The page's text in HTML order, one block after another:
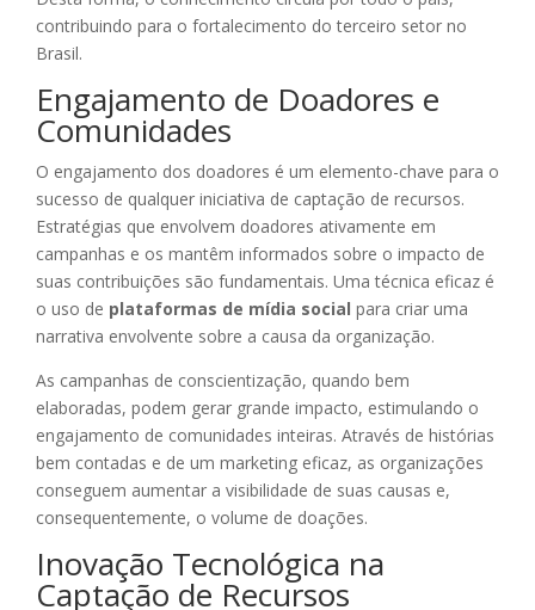
contribuindo para o fortalecimento do terceiro setor no
Brasil.
Engajamento de Doadores e
Comunidades
O engajamento dos doadores é um elemento-chave para o
sucesso de qualquer iniciativa de captação de recursos.
Estratégias que envolvem doadores ativamente em
campanhas e os mantêm informados sobre o impacto de
suas contribuições são fundamentais. Uma técnica eficaz é
o uso de plataformas de mídia social para criar uma
narrativa envolvente sobre a causa da organização.
As campanhas de conscientização, quando bem
elaboradas, podem gerar grande impacto, estimulando o
engajamento de comunidades inteiras. Através de histórias
bem contadas e de um marketing eficaz, as organizações
conseguem aumentar a visibilidade de suas causas e,
consequentemente, o volume de doações.
Inovação Tecnológica na
Captação de Recursos